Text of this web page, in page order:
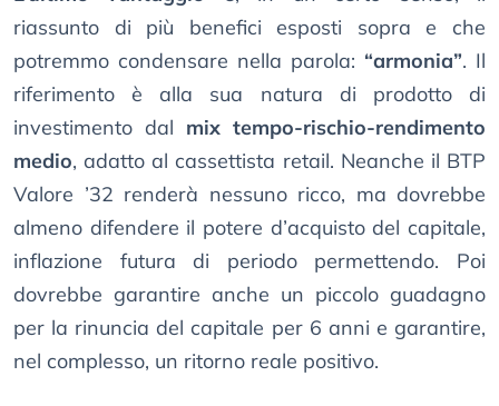
riassunto di più benefici esposti sopra e che
potremmo condensare nella parola: “armonia”. Il
riferimento è alla sua natura di prodotto di
investimento dal mix tempo-rischio-rendimento
medio, adatto al cassettista retail. Neanche il BTP
Valore ’32 renderà nessuno ricco, ma dovrebbe
almeno difendere il potere d’acquisto del capitale,
inflazione futura di periodo permettendo. Poi
dovrebbe garantire anche un piccolo guadagno
per la rinuncia del capitale per 6 anni e garantire,
nel complesso, un ritorno reale positivo.